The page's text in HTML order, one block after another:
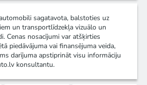
sagatavota, balstoties uz
un transportlīdzekļa vizuālo un
Cenas nosacījumi var atšķirties
piedāvājuma vai finansējuma veida,
darījuma apstiprināt visu informāciju
konsultantu.